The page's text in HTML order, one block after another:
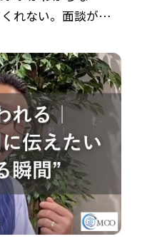
れない。面談がた
抱える「1on1面
でも当てはま […]